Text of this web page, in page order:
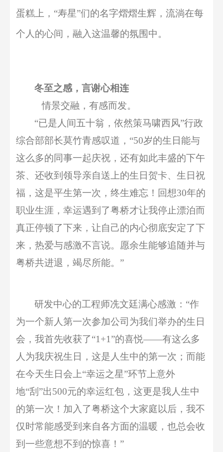
蛋糕上， “寿星”们的名字熠熠生辉，流淌在每
个人的心间，融入这温馨的氛围中。
冬至之感，言谢心相连
情景交融，有感而发。
“已是人间五十翁，依然策马啸西风”行政
综合部部长莫竹青感叹道， “50岁的生日能与
这么多的同事一起庆祝，还有如此丰盛的下午
茶、还收到领导亲自送上的生日贺卡、生日祝
福 ， 这是平生第一次，终生难忘！回想30年的
职业生涯，幸运遇到了粤桥才让我停止漂泊而
真正停顿了下来，让自己的内心彻底安定了下
来，热爱与感激不言说。愿余生能够追随并与
粤桥共进退，竭尽所能。 ”
研发中心的工程师冼文廷满心感激： “作
为一个新人第一次参加公司为我们举办的生日
会，我首先收获了“1+1”的喜悦——有这么多
人为我庆祝生日，这是人生中的第一次 ； 而能
在今天生日会上“幸运之星”环节上意外
地“刮”出500元的幸运红包，这更是我人生中
的第一次 ！ 加入了粤桥这个大家庭以后 ， 我不
仅时常能感受到 来自各方面的温暖 ， 也总会收
到一些意想不到的惊喜！ ”